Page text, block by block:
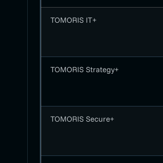
TOMORIS IT+
TOMORIS Strategy+
TOMORIS Secure+